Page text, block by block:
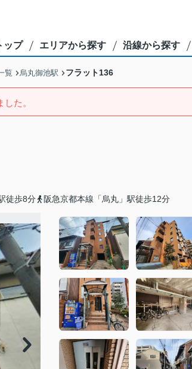
ップ エリアから探す 沿線から探す
覧 烏丸御池駅 フラット136
た。
徒歩8分 阪急京都本線「烏丸」駅徒歩12分